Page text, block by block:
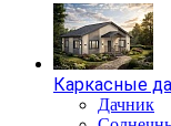
Каркасные
Дачник